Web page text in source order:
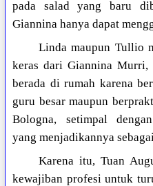
pada salad yang baru
Giannina hanya dapat
Linda maupun Tullio
keras dari Giannina Murri,
berada di rumah karena
guru besar maupun
Bologna, setimpal
yang menjadikannya
Karena itu, Tuan
kewajiban profesi untuk